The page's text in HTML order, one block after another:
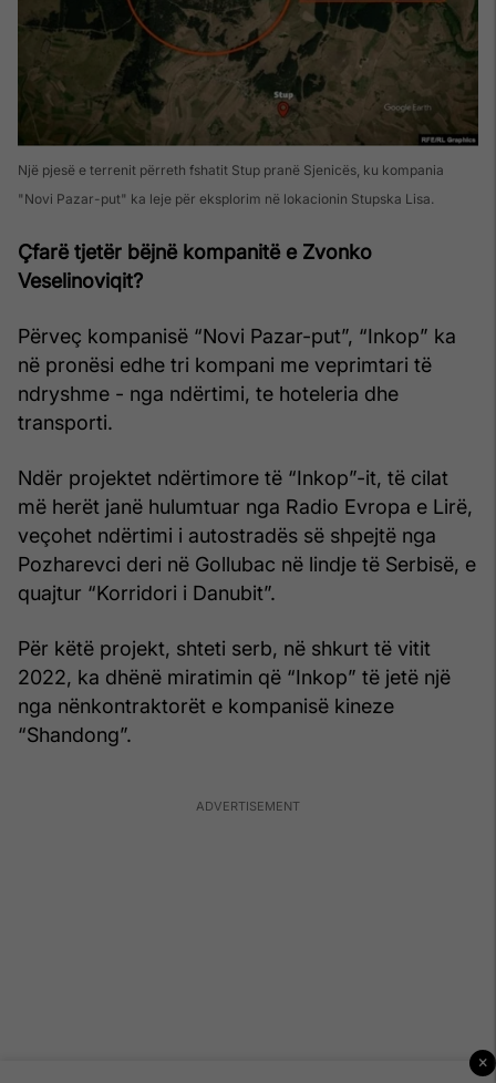
Një pjesë e terrenit përreth fshatit Stup pranë Sjenicës, ku kompania
"Novi Pazar-put" ka leje për eksplorim në lokacionin Stupska Lisa.
Çfarë tjetër bëjnë kompanitë e Zvonko
Veselinoviqit?
Përveç kompanisë “Novi Pazar-put”, “Inkop” ka
në pronësi edhe tri kompani me veprimtari të
ndryshme - nga ndërtimi, te hoteleria dhe
transporti.
Ndër projektet ndërtimore të “Inkop”-it, të cilat
më herët janë hulumtuar nga Radio Evropa e Lirë,
veçohet ndërtimi i autostradës së shpejtë nga
Pozharevci deri në Gollubac në lindje të Serbisë, e
quajtur “Korridori i Danubit”.
Për këtë projekt, shteti serb, në shkurt të vitit
2022, ka dhënë miratimin që “Inkop” të jetë një
nga nënkontraktorët e kompanisë kineze
“Shandong”.
×